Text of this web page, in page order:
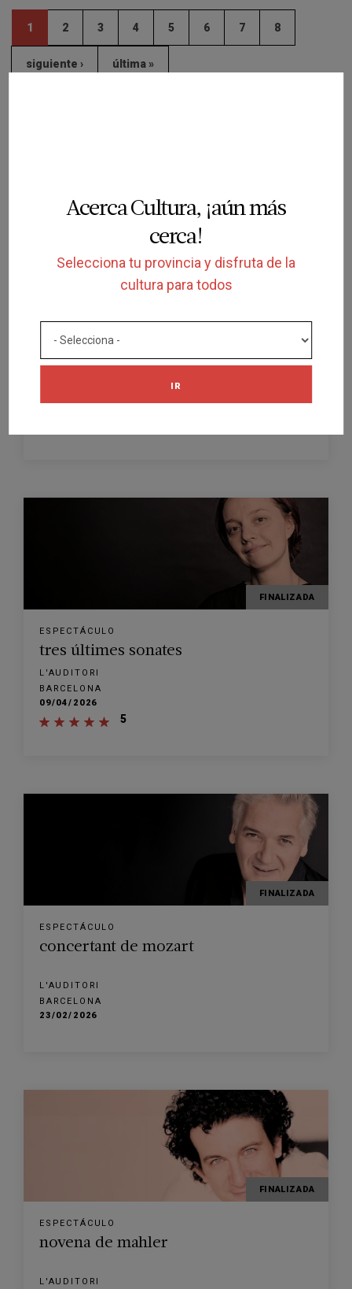
Acerca Cultura, ¡aún más
cerca!
Selecciona tu provincia y disfruta de la
cultura para todos
IR
1 2 3 4 5 6 7 8
siguiente › última »
ESPECTÁCULO
primera de mahler
FINALIZADA
ESPECTÁCULO
tres últimes sonates
L'AUDITORI
BARCELONA
09/04/2026
5
FINALIZADA
ESPECTÁCULO
concertant de mozart
L'AUDITORI
BARCELONA
23/02/2026
FINALIZADA
ESPECTÁCULO
novena de mahler
L'AUDITORI